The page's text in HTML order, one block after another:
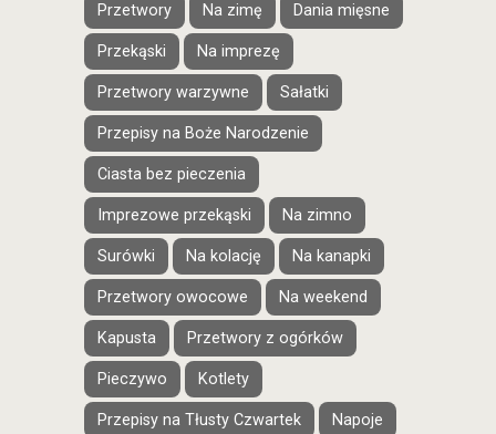
Przetwory Na zimę Dania mięsne
Przekąski Na imprezę
Przetwory warzywne Sałatki
Przepisy na Boże Narodzenie
Ciasta bez pieczenia
Imprezowe przekąski Na zimno
Surówki Na kolację Na kanapki
Przetwory owocowe Na weekend
Kapusta Przetwory z ogórków
Pieczywo Kotlety
Przepisy na Tłusty Czwartek Napoje